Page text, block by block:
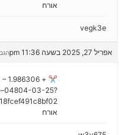
אורח
vegk3e
אפריל 27, 2025 בשעה 11:36 pm הגב
–
03-25?
✂
אורח